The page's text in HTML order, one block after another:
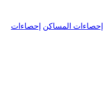
إحصاءات المساكن إحصاءات